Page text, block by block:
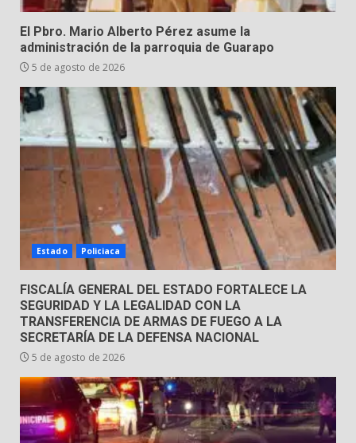
5
Hombre pierde la vida en
tabiquera
6
Emboscada a policías en Yuriria
31 de julio de 2026
Envía Gobierno de la Gente más
de 77 mil
30 de julio de 2026
El Pbro. Mario Alberto Pérez asume la
administración de la parroquia de Guarapo
5 de agosto de 2026
Estado Policiaca
FISCALÍA GENERAL DEL ESTADO FORTALECE LA
SEGURIDAD Y LA LEGALIDAD CON LA
TRANSFERENCIA DE ARMAS DE FUEGO A LA
SECRETARÍA DE LA DEFENSA NACIONAL
5 de agosto de 2026